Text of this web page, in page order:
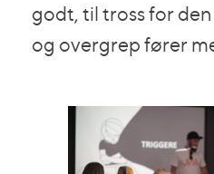
godt, til tross for
og overgrep fører